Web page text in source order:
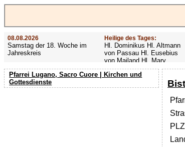
08.08.2026
Samstag der 18. Woche im
Jahreskreis
Heilige des Tages:
Hl. Dominikus Hl. Altmann
von Passau Hl. Eusebius
von Mailand Hl. Mary
MacKillop Hl. Cyriakus Hl.
Hildiger Vierzehn heilige
Nothelfer Hl. Famian Hl.
Pfarrei Lugano, Sacro Cuore | Kirchen und
Gottesdienste